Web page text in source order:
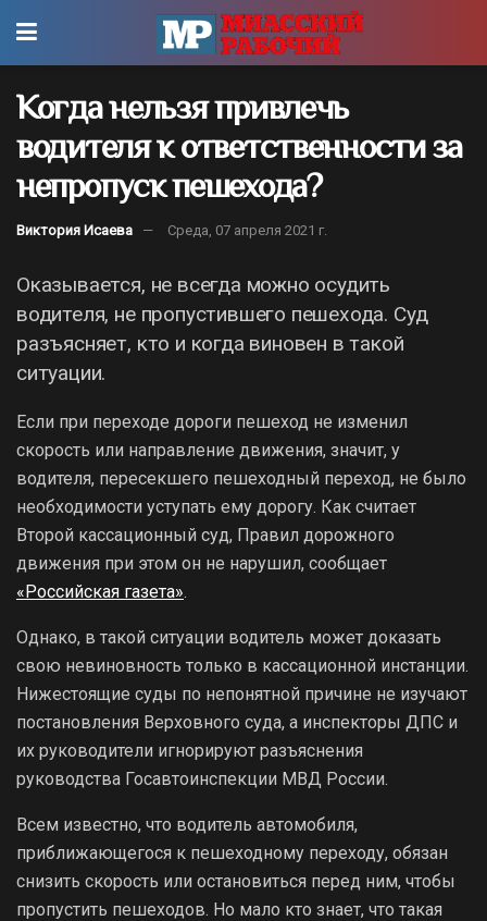
Когда нельзя привлечь
водителя к ответственности за
непропуск пешехода?
Виктория Исаева Среда, 07 апреля 2021 г.
Оказывается, не всегда можно осудить
водителя, не пропустившего пешехода. Суд
разъясняет, кто и когда виновен в такой
ситуации.
Если при переходе дороги пешеход не изменил
скорость или направление движения, значит, у
водителя, пересекшего пешеходный переход, не было
необходимости уступать ему дорогу. Как считает
Второй кассационный суд, Правил дорожного
движения при этом он не нарушил, сообщает
«Российская газета».
Однако, в такой ситуации водитель может доказать
свою невиновность только в кассационной инстанции.
Нижестоящие суды по непонятной причине не изучают
постановления Верховного суда, а инспекторы ДПС и
их руководители игнорируют разъяснения
руководства Госавтоинспекции МВД России.
Всем известно, что водитель автомобиля,
приближающегося к пешеходному переходу, обязан
снизить скорость или остановиться перед ним, чтобы
пропустить пешеходов. Но мало кто знает, что такая